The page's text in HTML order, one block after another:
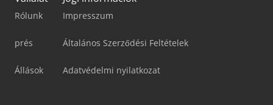
Rólunk
prés
Állások
Impresszum
Általános Szerződési Feltételek
Adatvédelmi nyilatkozat